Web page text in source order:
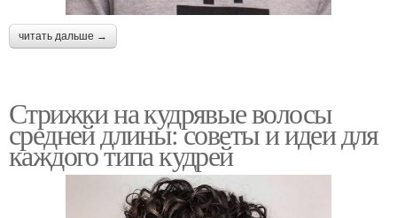
читать дальше →
Стрижки на кудрявые волосы
средней длины: советы и идеи для
каждого типа кудрей